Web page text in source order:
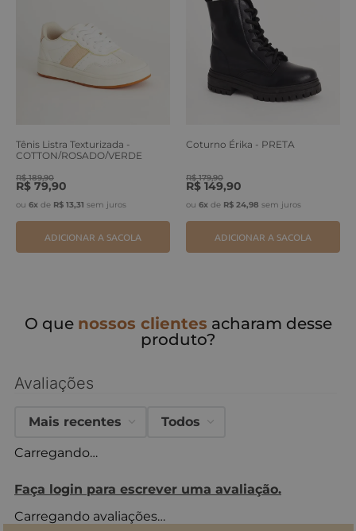
Tênis Listra Texturizada -
COTTON/ROSADO/VERDE
R$ 189,90
R$ 79,90
ou 6x de R$ 13,31 sem juros
ADICIONAR A SACOLA
Coturno Érika - PRETA
R$ 179,90
R$ 149,90
ou 6x de R$ 24,98 sem juros
ADICIONAR A SACOLA
O que nossos clientes acharam desse
produto?
Avaliações
Carregando…
Faça login para escrever uma avaliação.
Mais recentes Todos
Carregando avaliações…